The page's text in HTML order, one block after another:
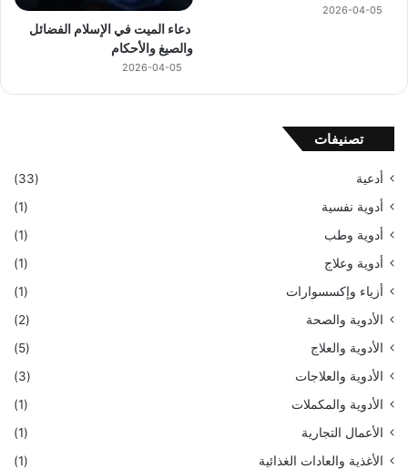
2026-04-05
دعاء الميت في الإسلام الفضائل
والصيغ والأحكام
2026-04-05
تصنيفات
أدعية
(33)
أدوية نفسية
(1)
أدوية وطب
(1)
أدوية وعلاج
(1)
أزياء وإكسسوارات
(1)
الأدوية والصحة
(2)
الأدوية والعلاج
(5)
الأدوية والعلاجات
(3)
الأدوية والمكملات
(1)
الأعمال التجارية
(1)
الأغذية والعادات الغذائية
(1)